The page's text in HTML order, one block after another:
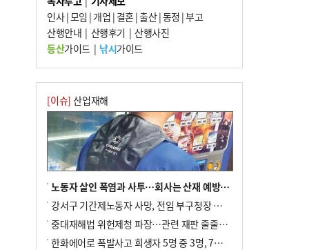
수도 도약의 전환점
9
외국인 선원 ‘인신매매 경유지’ 된 부산…
우려가 현실로
10 르노 못 타는 부산시장…관용차 규정에 막
힌 지역기업 응원
인사|모임 | 개업 | 결혼|출산|동정 |부고
산행안내 | 산행후기 | 산행사진
등산가이드| 낚시가이드
[이슈] 산업재해
노동자 살인 폭염과 사투…회사는 산재 예방·전기료 절감 전력
강서구 기간제노동자 사망, 전임 부구청장 檢 송치
중대재해법 위헌제청 파장…관련 재판 줄줄이 브레이크
한화에어로 폭발사고 희생자 5명 중 3명, 7일 영면